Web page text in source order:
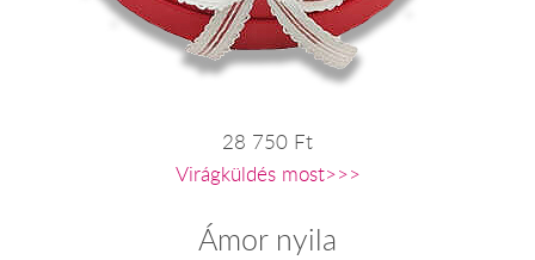
28 750 Ft
Virágküldés most>>>
Ámor nyila